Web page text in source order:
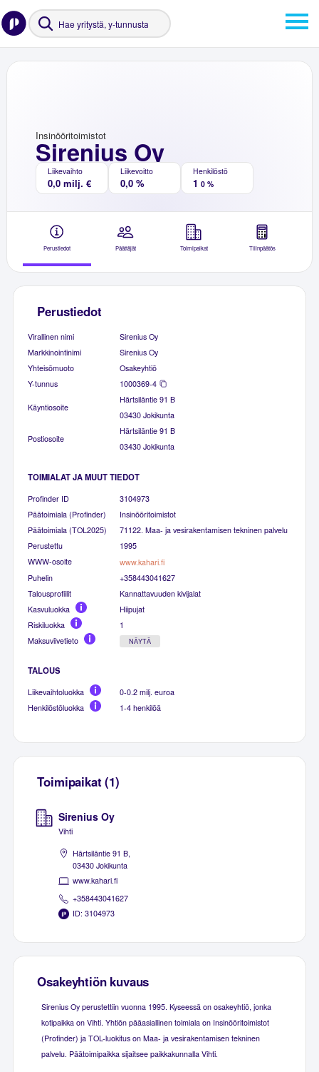
Sirenius Oy
Insinööritoimistot
Liikevaihto
0,0 milj. €
Liikevoitto
0,0 %
Henkilöstö
1 0 %
Perustiedot Päättäjät Toimipaikat Tilinpäätös
Perustiedot
Virallinen nimi
Sirenius Oy
Markkinointinimi
Sirenius Oy
Yhteisömuoto
Osakeyhtiö
Y-tunnus
1000369-4
Käyntiosoite
Härtsiläntie 91 B
03430 Jokikunta
Postiosoite
Härtsiläntie 91 B
03430 Jokikunta
TOIMIALAT JA MUUT TIEDOT
Profinder ID
3104973
Päätoimiala (Profinder)
Insinööritoimistot
Päätoimiala (TOL2025)
71122. Maa- ja vesirakentamisen tekninen palvelu
Perustettu
1995
WWW-osoite
www.kahari.fi
Puhelin
+358443041627
Talousprofiilit
Kannattavuuden kivijalat
Kasvuluokka
Hiipujat
Riskiluokka
1
Maksuviivetieto
NÄYTÄ
TALOUS
Liikevaihtoluokka
0-0.2 milj. euroa
Henkilöstöluokka
1-4 henkilöä
Toimipaikat (1)
Sirenius Oy
Vihti
Härtsiläntie 91 B,
03430 Jokikunta
www.kahari.fi
+358443041627
ID: 3104973
Osakeyhtiön kuvaus
Sirenius Oy perustettiin vuonna 1995. Kyseessä on osakeyhtiö, jonka
kotipaikka on Vihti. Yhtiön pääasiallinen toimiala on Insinööritoimistot
(Profinder) ja TOL-luokitus on Maa- ja vesirakentamisen tekninen
palvelu. Päätoimipaikka sijaitsee paikkakunnalla Vihti.